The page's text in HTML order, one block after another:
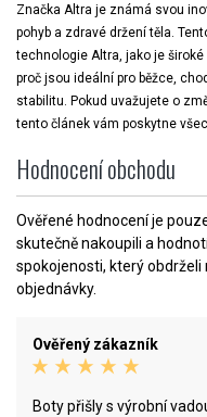
Značka Altra je známá svou
pohyb a zdravé držení těla.
technologie Altra, jako je široké
proč jsou ideální pro běžce,
stabilitu. Pokud uvažujete o
tento článek vám poskytne
Hodnocení obchodu
Ověřené hodnocení je
skutečně nakoupili a
spokojenosti, který
objednávky.
Ověřený zákazník
Boty přišly s výrobní